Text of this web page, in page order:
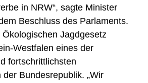
in NRW“, sagte Minister
Beschluss des Parlaments.
Jagdgesetz
Westfalen eines der
fortschrittlichsten
Bundesrepublik. „Wir